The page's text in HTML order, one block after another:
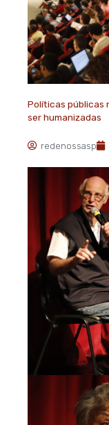
Políticas públicas
ser humanizadas
redenossasp